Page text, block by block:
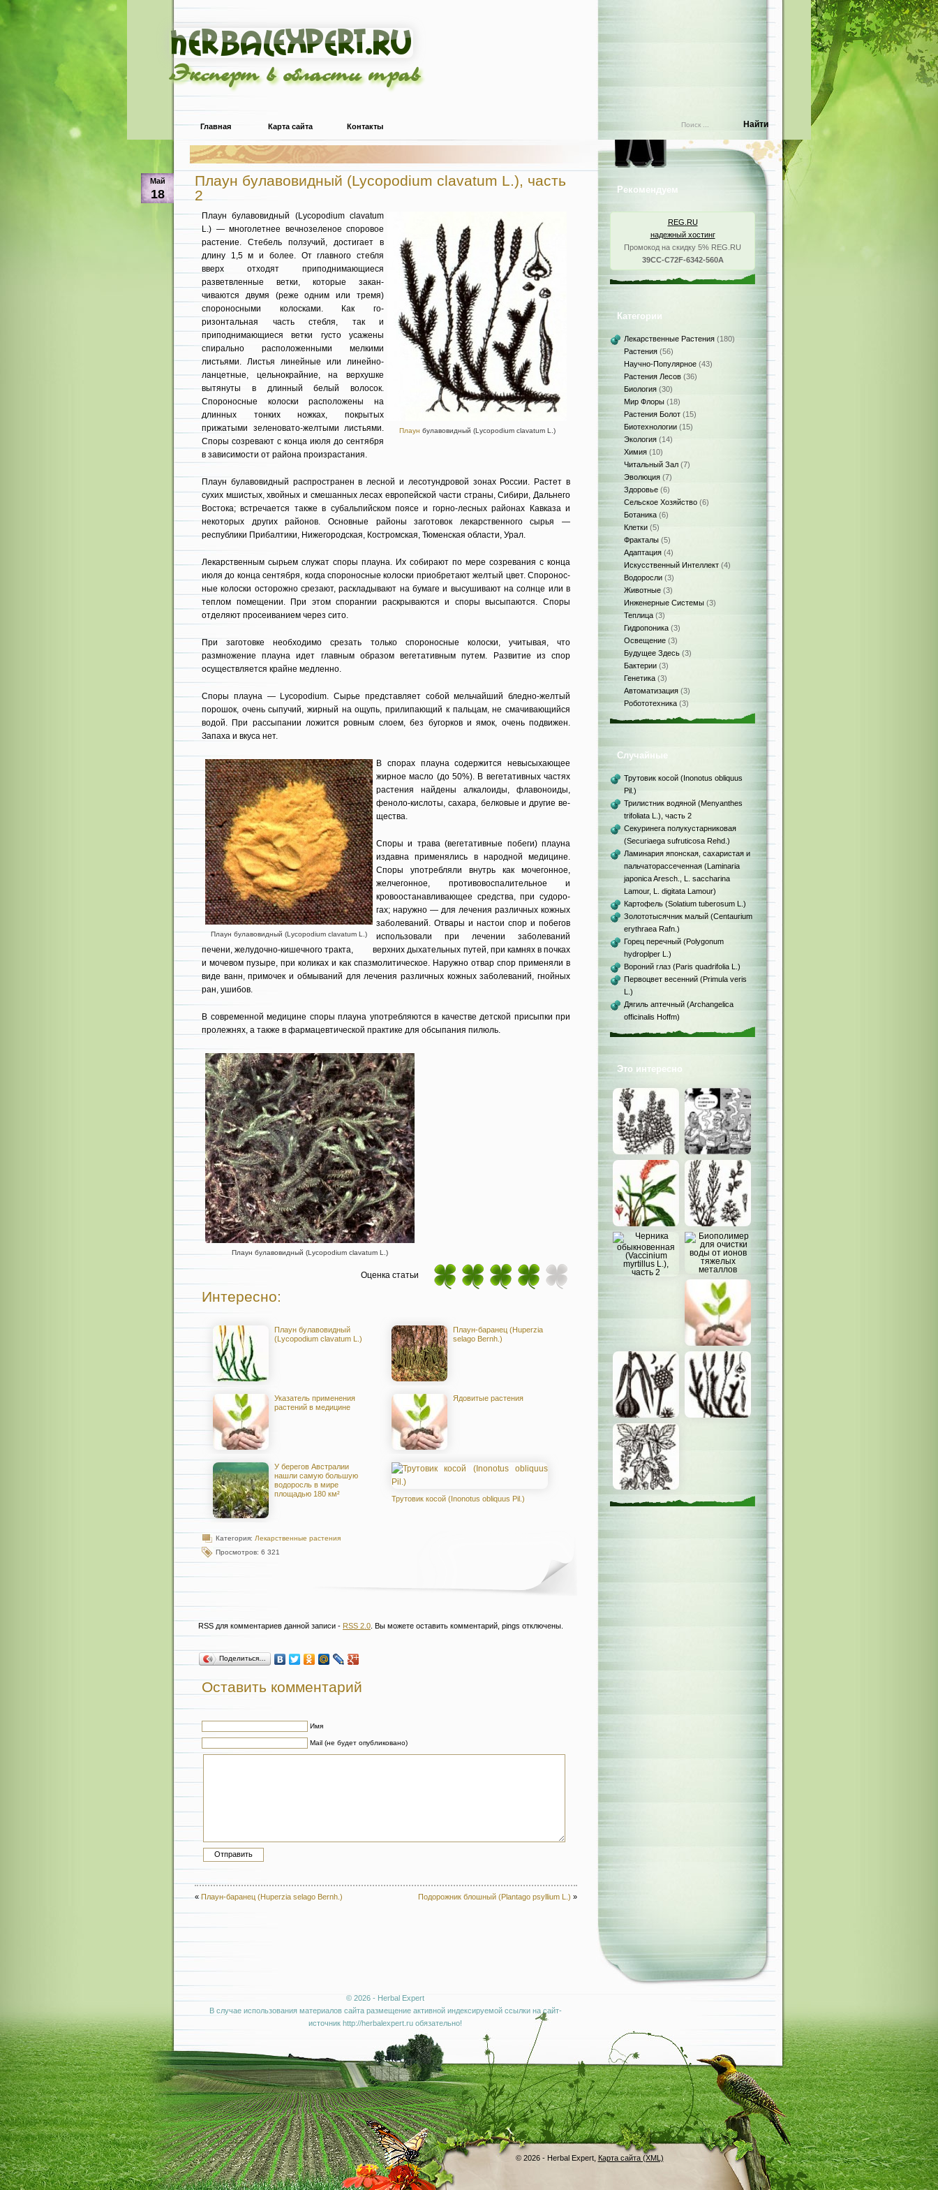
Эксперт в области трав
Главная Карта сайта Контакты
Май
18
Плаун булавовидный (Lycopodium clavatum L.), часть
2
Плаун булавовидный (Lycopodium clavatum L.)
Плаун булавовидный (Lycopodium clavatum
L.) — многолетнее вечнозеленое споровое
растение. Стебель ползучий, достигает в
длину 1,5 м и более. От главного стебля
вверх отходят приподнимающие­ся
разветвленные ветки, которые закан­
чиваются двумя (реже одним или тремя)
спороносными колосками. Как го­
ризонтальная часть стебля, так и
приподнимающиеся ветки густо усажены
спирально расположенными мелкими
листьями. Листья линейные или линей­но-
ланцетные, цельнокрайние, на верхушке
вытянуты в длинный белый волосок.
Спороносные колоски распо­ложены на
длинных тонких ножках, по­крытых
прижатыми зеленовато-желты­ми листьями.
Споры созревают с конца июля до сентября
в зависимости от района произрастания.
Плаун булавовидный распростра­нен в лесной и лесотундровой зонах России. Растет в
сухих мшистых, хвой­ных и смешанных лесах европейской части страны, Сибири, Дальнего
Восто­ка; встречается также в субальпийском поясе и горно-лесных районах Кавказа и
некоторых других районов. Основные районы заготовок лекарственного сы­рья —
республики Прибалтики, Ниже­городская, Костромская, Тюменская об­ласти, Урал.
Лекарственным сырьем служат споры плауна. Их собирают по мере со­зревания с конца
июля до конца сен­тября, когда спороносные колоски приобретают желтый цвет. Споронос­
ные колоски осторожно срезают, рас­кладывают на бумаге и высушивают на солнце или в
теплом помещении. При этом спорангии раскрываются и споры высыпаются. Споры
отделяют просеива­нием через сито.
При заготовке необходимо срезать только спороносные колоски, учитывая, что
размножение плауна идет главным образом вегетативным путем. Развитие из спор
осуществляется крайне медлен­но.
Споры плауна — Lycopodium. Сырье представляет собой мельчайший бледно-желтый
порошок, очень сыпу­чий, жирный на ощупь, прилипающий к пальцам, не смачивающийся
водой. При рассыпании ложится ровным сло­ем, без бугорков и ямок, очень подви­жен.
Запаха и вкуса нет.
Плаун булавовидный (Lycopodium clavatum L.)
В спорах плауна содержится невы­сыхающее
жирное масло (до 50%). В вегетативных частях
растения найде­ны алкалоиды, флавоноиды,
феноло-кислоты, сахара, белковые и другие ве­
щества.
Споры и трава (вегетативные по­беги) плауна
издавна применялись в народной медицине.
Споры употребля­ли внутрь как мочегонное,
желчегон­ное, противовоспалительное и
кровоос­танавливающее средства, при судоро­
гах; наружно — для лечения различ­ных кожных
заболеваний. Отвары и настои спор и побегов
использовали при лечении заболеваний
печени, желу­дочно-кишечного тракта, верхних дыхательных путей, при камнях в почках
и мочевом пузыре, при коликах и как спазмолитическое. Наружно от­вар спор применяли в
виде ванн, при­мочек и обмываний для лечения разли­чных кожных заболеваний, гнойных
ран, ушибов.
В современной медицине споры плауна употребляются в качестве детс­кой присыпки при
пролежнях, а также в фармацевтической практике для об­сыпания пилюль.
Плаун булавовидный (Lycopodium clavatum L.)
Оценка статьи
Интересно:
Плаун булавовидный
(Lycopodium clavatum L.)
Плаун-баранец (Huperzia
selago Bernh.)
Указатель применения
растений в медицине
Ядовитые растения
У берегов Австралии
нашли самую большую
водоросль в мире
площадью 180 км²
Трутовик косой (Inonotus obliquus Pil.)
Категория: Лекарственные растения
Просмотров: 6 321
RSS для комментариев данной записи - RSS 2.0 . Вы можете оставить комментарий, pings отключены.
Поделиться…
Оставить комментарий
Имя
Mail (не будет опубликовано)
« Плаун-баранец (Huperzia selago Bernh.) Подорожник блошный (Plantago psyllium L.) »
Рекомендуем
REG.RU
надежный хостинг
Промокод на скидку 5% REG.RU
39CC-C72F-6342-560A
Категории
Лекарственные Растения (180)
Растения (56)
Научно-Популярное (43)
Растения Лесов (36)
Биология (30)
Мир Флоры (18)
Растения Болот (15)
Биотехнологии (15)
Экология (14)
Химия (10)
Читальный Зал (7)
Эволюция (7)
Здоровье (6)
Сельское Хозяйство (6)
Ботаника (6)
Клетки (5)
Фракталы (5)
Адаптация (4)
Искусственный Интеллект (4)
Водоросли (3)
Животные (3)
Инженерные Системы (3)
Теплица (3)
Гидропоника (3)
Освещение (3)
Будущее Здесь (3)
Бактерии (3)
Генетика (3)
Автоматизация (3)
Робототехника (3)
Случайные
Трутовик косой (Inonotus obliquus
Pil.)
Трилистник водяной (Menyanthes
trifoliata L.), часть 2
Секуринега полукустарниковая
(Securiaega sufruticosa Rehd.)
Ламинария японская, сахаристая и
пальчаторассеченная (Laminaria
japonica Aresch., L. saccharina
Lamour, L. digitata Lamour)
Картофель (Solatium tuberosum L.)
Золототысячник малый (Centaurium
erythraea Rafn.)
Горец перечный (Polygonum
hydroplper L.)
Вороний глаз (Paris quadrifolia L.)
Первоцвет весенний (Primula veris
L.)
Дягиль аптечный (Archangelica
officinalis Hoffm)
Это интересно
© 2026 - Herbal Expert
В случае использования материалов сайта размещение активной индексируемой ссылки на сайт-
источник http://herbalexpert.ru обязательно!
© 2026 - Herbal Expert, Карта сайта (XML)